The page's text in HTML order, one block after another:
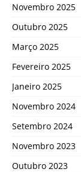
Novembro 2025
Outubro 2025
Março 2025
Fevereiro 2025
Janeiro 2025
Novembro 2024
Setembro 2024
Novembro 2023
Outubro 2023